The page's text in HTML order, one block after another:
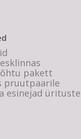
pakett
pruutpaarile
esinejad